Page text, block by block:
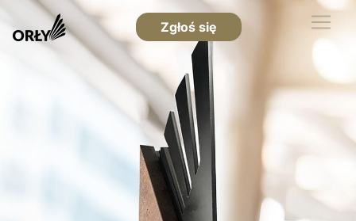
Zgłoś się